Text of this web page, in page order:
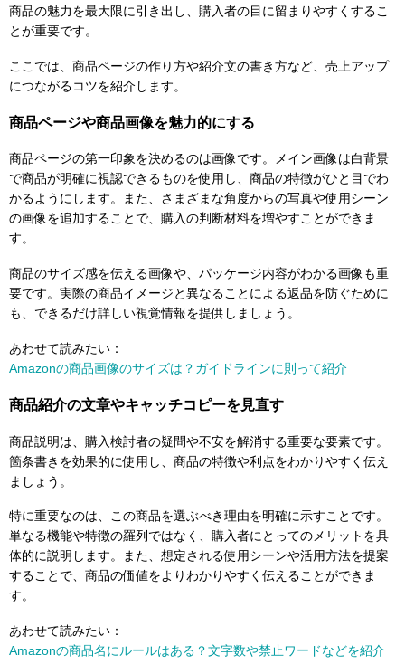
商品の魅力を最大限に引き出し、購入者の目に留まりやすくするこ
とが重要です。
ここでは、商品ページの作り方や紹介文の書き方など、売上アップ
につながるコツを紹介します。
商品ページや商品画像を魅力的にする
商品ページの第一印象を決めるのは画像です。メイン画像は白背景
で商品が明確に視認できるものを使用し、商品の特徴がひと目でわ
かるようにします。また、さまざまな角度からの写真や使用シーン
の画像を追加することで、購入の判断材料を増やすことができま
す。
商品のサイズ感を伝える画像や、パッケージ内容がわかる画像も重
要です。実際の商品イメージと異なることによる返品を防ぐために
も、できるだけ詳しい視覚情報を提供しましょう。
あわせて読みたい：
Amazonの商品画像のサイズは？ガイドラインに則って紹介
商品紹介の文章やキャッチコピーを見直す
商品説明は、購入検討者の疑問や不安を解消する重要な要素です。
箇条書きを効果的に使用し、商品の特徴や利点をわかりやすく伝え
ましょう。
特に重要なのは、この商品を選ぶべき理由を明確に示すことです。
単なる機能や特徴の羅列ではなく、購入者にとってのメリットを具
体的に説明します。また、想定される使用シーンや活用方法を提案
することで、商品の価値をよりわかりやすく伝えることができま
す。
あわせて読みたい：
Amazonの商品名にルールはある？文字数や禁止ワードなどを紹介